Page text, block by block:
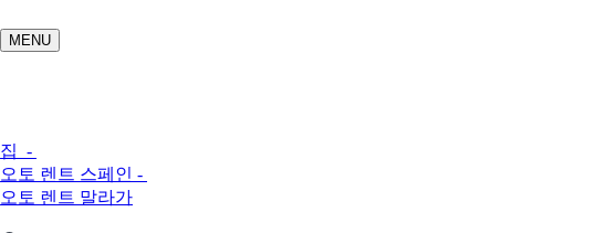
집 -
오토 렌트 스페인 -
오토 렌트 말라가